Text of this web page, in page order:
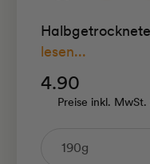
lesen...
4.90
Preise inkl. MwSt.